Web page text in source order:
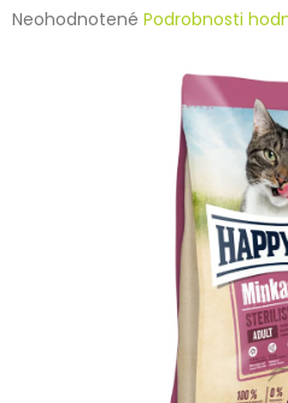
Priemerné
Neohodnotené Podrobnosti